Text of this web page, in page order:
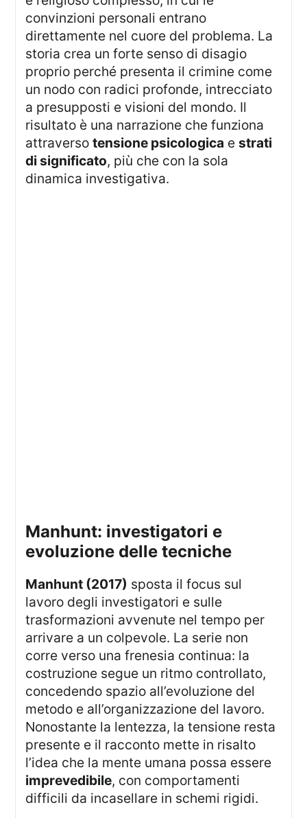
convinzioni personali entrano
direttamente nel cuore del problema. La
storia crea un forte senso di disagio
proprio perché presenta il crimine come
un nodo con radici profonde, intrecciato
a presupposti e visioni del mondo. Il
risultato è una narrazione che funziona
attraversotensione psicologica estrati
di significato, più che con la sola
dinamica investigativa.
manhunt: investigatori e
evoluzione delle tecniche
Manhunt (2017) sposta il focus sul
lavoro degli investigatori e sulle
trasformazioni avvenute nel tempo per
arrivare a un colpevole. La serie non
corre verso una frenesia continua: la
costruzione segue un ritmo controllato,
concedendo spazio all’evoluzione del
metodo e all’organizzazione del lavoro.
Nonostante la lentezza, la tensione resta
presente e il racconto mette in risalto
l’idea che la mente umana possa essere
imprevedibile, con comportamenti
difficili da incasellare in schemi rigidi.